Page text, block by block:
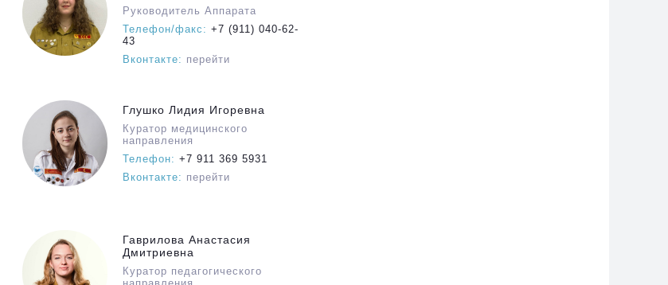
Руководитель Аппарата
Телефон/факс: +7 (911) 040-62-
43
Вконтакте: перейти
Глушко Лидия Игоревна
Куратор медицинского
направления
Телефон: +7 911 369 5931
Вконтакте: перейти
Гаврилова Анастасия
Дмитриевна
Куратор педагогического